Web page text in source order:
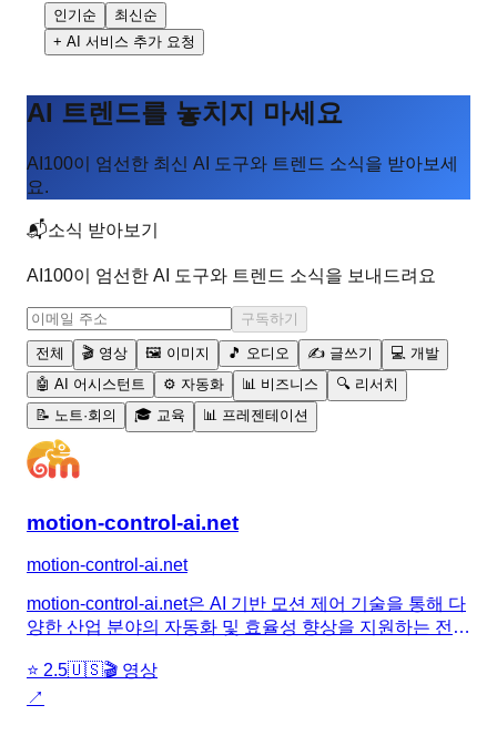
인기순
최신순
+ AI 서비스 추가 요청
AI 트렌드를 놓치지 마세요
AI100이 엄선한 최신 AI 도구와 트렌드 소식을 받아보세
요.
📬소식 받아보기
AI100이 엄선한 AI 도구와 트렌드 소식을 보내드려요
구독하기
전체 🎬 영상 🖼️ 이미지 🎵 오디오 ✍️ 글쓰기
💻 개발
🤖 AI 어시스턴트
⚙️ 자동화 📊 비즈니스
🔍 리서치
📝 노트·회의
🎓 교육 📊 프레젠테이션
motion-control-ai.net
motion-control-ai.net
motion-control-ai.net은 AI 기반 모션 제어 기술을 통해 다
양한 산업 분야의 자동화 및 효율성 향상을 지원하는 전문
⭐ 2.5🇺🇸🎬 영상
↗